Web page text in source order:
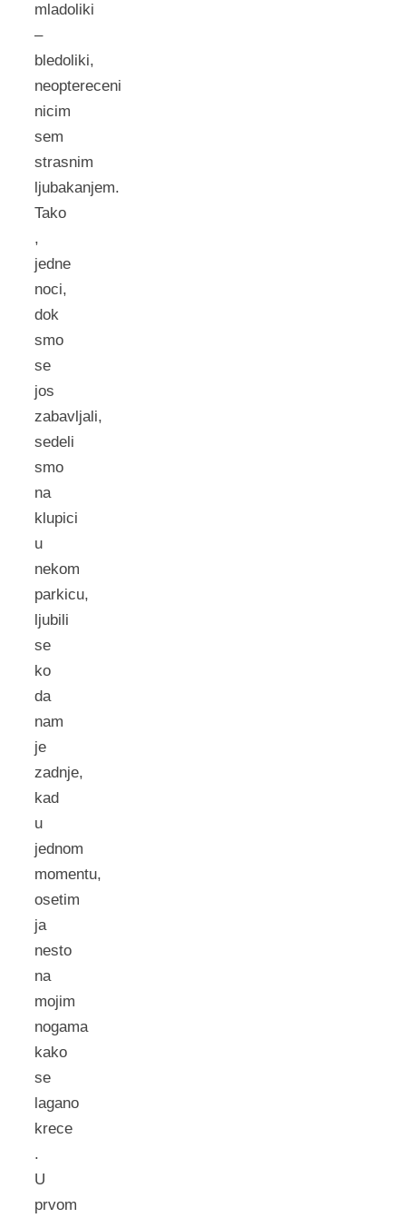
mladoliki
–
bledoliki,
neoptereceni
nicim
sem
strasnim
ljubakanjem.
Tako
,
jedne
noci,
dok
smo
se
jos
zabavljali,
sedeli
smo
na
klupici
u
nekom
parkicu,
ljubili
se
ko
da
nam
je
zadnje,
kad
u
jednom
momentu,
osetim
ja
nesto
na
mojim
nogama
kako
se
lagano
krece
.
U
prvom